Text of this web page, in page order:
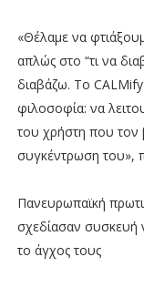
«Θέλαμε να
απλώς στο “τι να
διαβάζω. Το
φιλοσοφία: να
του χρήστη που τον
συγκέντρωση του»,
Πανευρωπαϊκή
σχεδίασαν συσκευή
το άγχος τους